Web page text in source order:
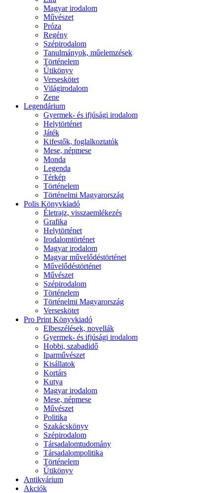
Magyar irodalom
Művészet
Próza
Regény
Szépirodalom
Tanulmányok, műelemzések
Történelem
Útikönyv
Verseskötet
Világirodalom
Zene
Legendárium
Gyermek- és ifjúsági irodalom
Helytörténet
Játék
Kifestők, foglalkoztatók
Mese, népmese
Monda
Legenda
Térkép
Történelem
Történelmi Magyarország
Polis Könyvkiadó
Életrajz, visszaemlékezés
Grafika
Helytörténet
Irodalomtörténet
Magyar irodalom
Magyar művelődéstörténet
Művelődéstörténet
Művészet
Szépirodalom
Történelem
Történelmi Magyarország
Verseskötet
Pro Print Könyvkiadó
Elbeszélések, novellák
Gyermek- és ifjúsági irodalom
Hobbi, szabadidő
Iparművészet
Kisállatok
Kortárs
Kutya
Magyar irodalom
Mese, népmese
Művészet
Politika
Szakácskönyv
Szépirodalom
Társadalomtudomány
Társadalompolitika
Történelem
Útikönyv
Antikvárium
Akciók